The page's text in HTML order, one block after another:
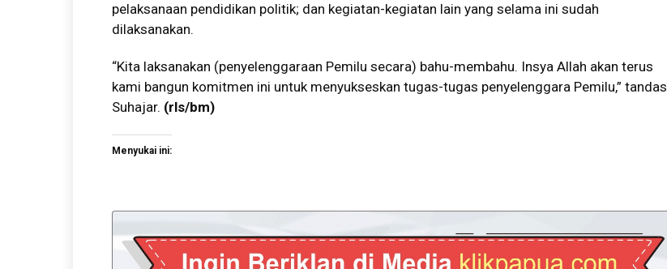
pelaksanaan pendidikan politik; dan kegiatan-kegiatan lain yang selama ini sudah
dilaksanakan.
“Kita laksanakan (penyelenggaraan Pemilu secara) bahu-membahu. Insya Allah akan terus
kami bangun komitmen ini untuk menyukseskan tugas-tugas penyelenggara Pemilu,” tandas
Suhajar. (rls/bm)
Menyukai ini: